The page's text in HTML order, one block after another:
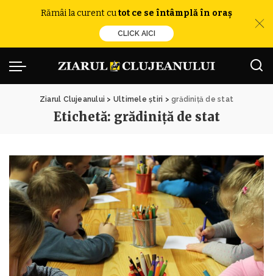
Rămâi la curent cutot ce se întâmplă în oraș
CLICK AICI
Ziarul Clujeanului > Ultimele știri >grădiniță de stat
Etichetă: grădiniță de stat